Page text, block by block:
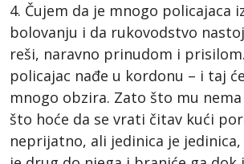
4. Čujem da je mnogo policajaca
bolovanju i da rukovodstvo
reši, naravno prinudom i
policajac nađe u kordonu – i taj
mnogo obzira. Zato što mu
što hoće da se vrati čitav kući
neprijatno, ali jedinica je